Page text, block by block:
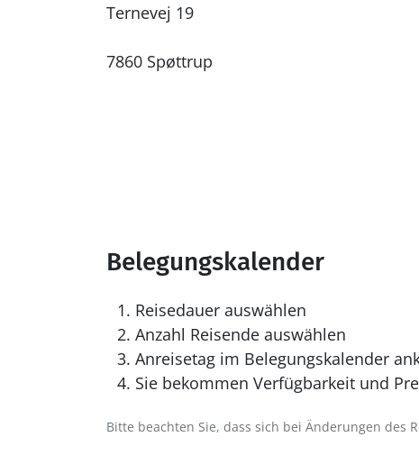
Ternevej 19
7860 Spøttrup
Belegungskalender
Reisedauer auswählen
Anzahl Reisende auswählen
Anreisetag im Belegungskalender
Sie bekommen Verfügbarkeit und
Bitte beachten Sie, dass sich bei Änderungen